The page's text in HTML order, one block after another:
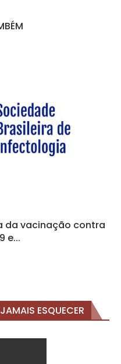
da vacinação contra
e...
ESQUECER